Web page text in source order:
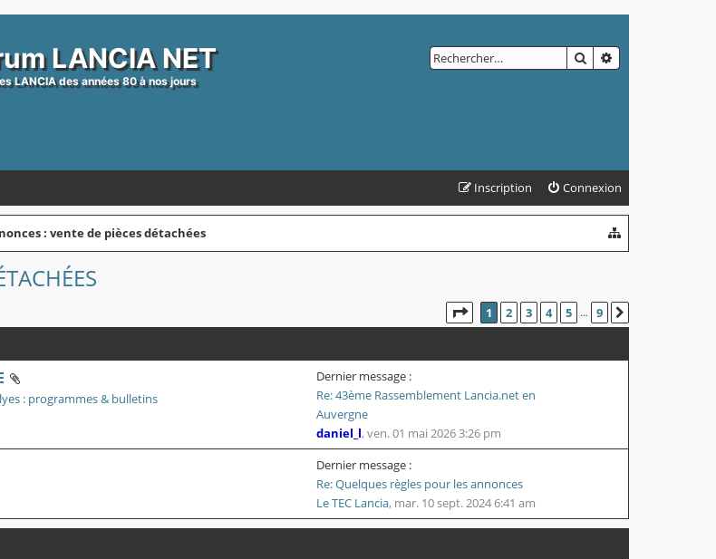
LANCIA NET
LANCIA des années 80 à nos jours
RECHERCHER
Connexion
Inscription
: vente de pièces détachées
PAGE 1SUR
1 2 3 4 5 … 9
: programmes & bulletins
Dernier message :
Re: 43ème Rassemblement Lancia.net en
Auvergne
daniel_l, ven. 01 mai 2026 3:26 pm
Dernier message :
Re: Quelques règles pour les annonces
Le TEC Lancia, mar. 10 sept. 2024 6:41 am